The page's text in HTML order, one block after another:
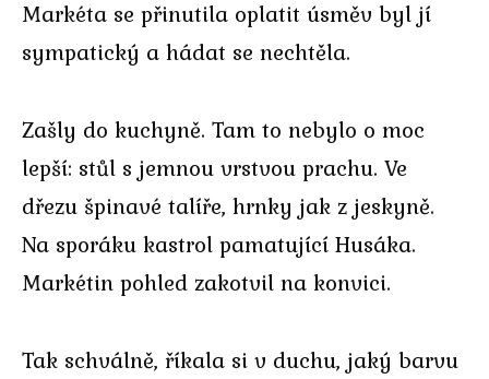
Markéta se přinutila oplatit úsměv byl jí
sympatický a hádat se nechtěla.
Zašly do kuchyně. Tam to nebylo o moc
lepší: stůl s jemnou vrstvou prachu. Ve
dřezu špinavé talíře, hrnky jak z jeskyně.
Na sporáku kastrol pamatující Husáka.
Markétin pohled zakotvil na konvici.
Tak schválně, říkala si v duchu, jaký barvu